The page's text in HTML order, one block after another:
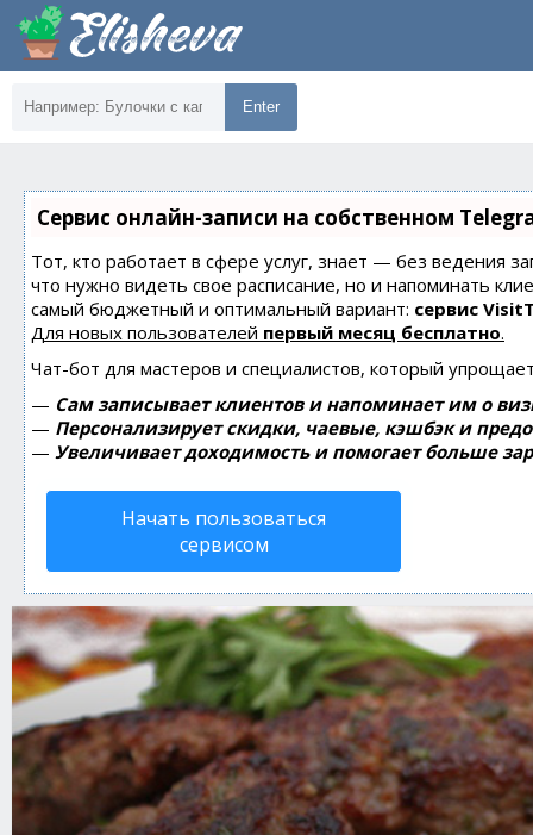
Enter
Сервис онлайн-записи на собственном
Тот, кто работает в сфере услуг, знает — без ведения
что нужно видеть свое расписание, но и напоминать
самый бюджетный и оптимальный вариант: сервис
Для новых пользователей первый месяц бесплатно.
Чат-бот для мастеров и специалистов, который
— Сам записывает клиентов и напоминает им о
— Персонализирует скидки, чаевые, кэшбэк и
— Увеличивает доходимость и помогает больше
Начать пользоваться
сервисом